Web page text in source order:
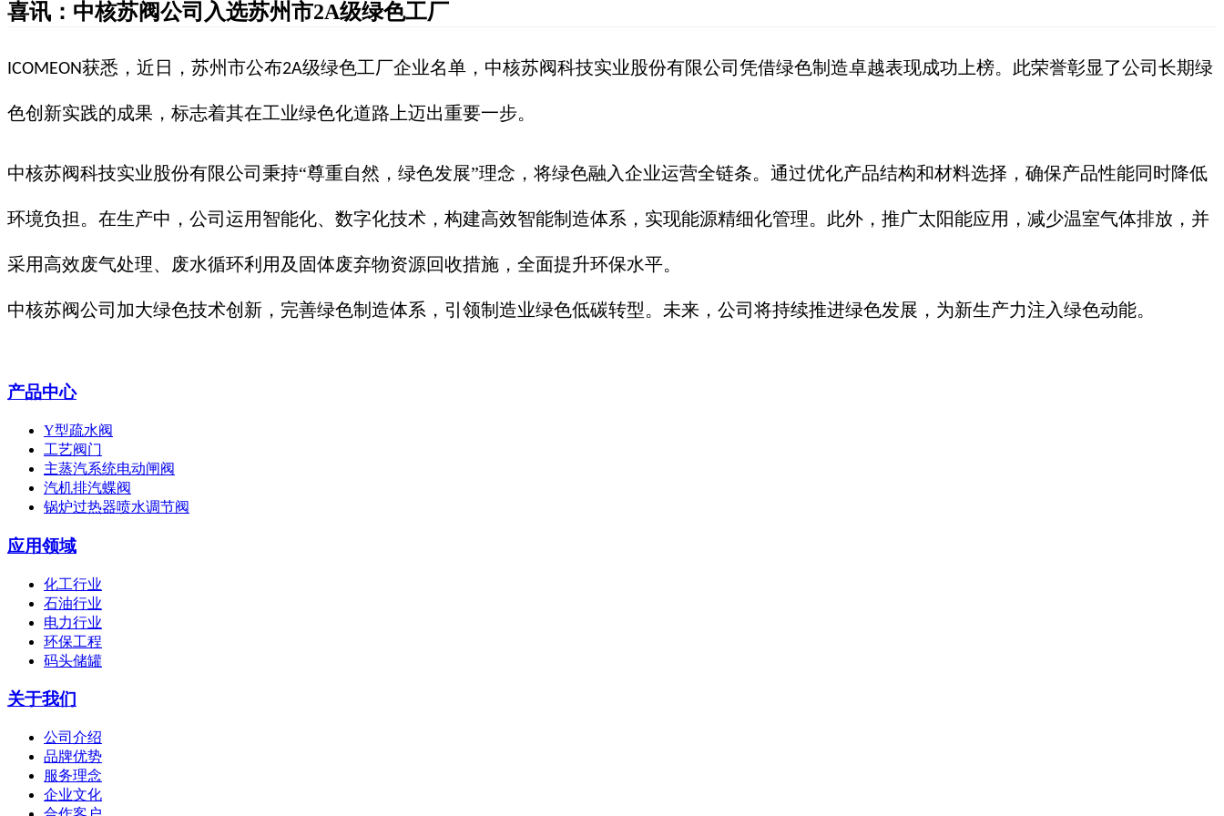
喜讯：中核苏阀公司入选苏州市2A级绿色工厂
ICOMEON获悉， 近日，苏州市公布2A级绿色工厂企业名单，中核苏阀科技实业股份有限公司凭借绿色制造卓越表现成功上榜。此荣誉彰显了公司长期绿
色创新实践的成果，标志着其在工业绿色化道路上迈出重要一步。
中核苏阀科技实业股份有限公司秉持“尊重自然，绿色发展”理念，将绿色融入企业运营全链条。通过优化产品结构和材料选择，确保产品性能同时降低
环境负担。在生产中，公司运用智能化、数字化技术，构建高效智能制造体系，实现能源精细化管理。此外，推广太阳能应用，减少温室气体排放，并
采用高效废气处理、废水循环利用及固体废弃物资源回收措施，全面提升环保水平。
中核苏阀公司加大绿色技术创新，完善绿色制造体系，引领制造业绿色低碳转型。未来，公司将持续推进绿色发展，为新生产力注入绿色动能。
产品中心
Y型疏水阀
工艺阀门
主蒸汽系统电动闸阀
汽机排汽蝶阀
锅炉过热器喷水调节阀
应用领域
化工行业
石油行业
电力行业
环保工程
码头储罐
关于我们
公司介绍
品牌优势
服务理念
企业文化